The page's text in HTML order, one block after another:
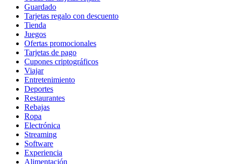
Guardado
Tarjetas regalo con descuento
Tienda
Juegos
Ofertas promocionales
Tarjetas de pago
Cupones criptográficos
Viajar
Entretenimiento
Deportes
Restaurantes
Rebajas
Ropa
Electrónica
Streaming
Software
Experiencia
Alimentación